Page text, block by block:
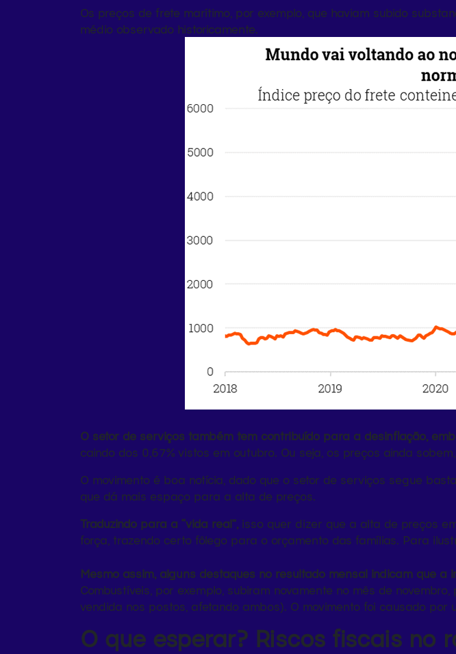
Os preços de frete marítimo, por exemplo, que haviam subido
médio observado historicamente.
O setor de serviços também tem contribuído para a desinflação,
caindo dos 0,67% vistos em outubro. Ou seja, os preços ainda
O movimento é boa notícia, dado que o setor de serviços segue
que dá mais espaço para a alta de preços.
Traduzindo para a “vida real”, isso quer dizer que a alta de preços
força, trazendo certo fôlego para o orçamento das famílias. Para
Mesmo assim, alguns destaques no resultado mensal indicam que
Combustíveis, por exemplo, subiram novamente no mês de
vendida nos postos, afetando ambos). O movimento foi causado
O que esperar? Riscos fiscais no